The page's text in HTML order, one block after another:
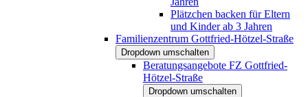
Plätzchen backen für Eltern
und Kinder ab 3 Jahren
Familienzentrum Gottfried-Hötzel-Straße
Dropdown umschalten
Beratungsangebote FZ Gottfried-
Hötzel-Straße
Dropdown umschalten